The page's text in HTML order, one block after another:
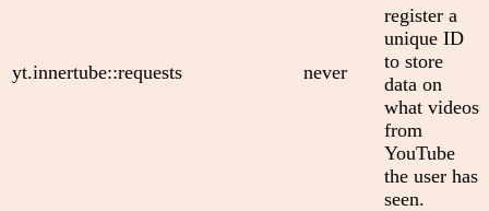
yt.innertube::requests never
register a
unique ID
to store
data on
what videos
from
YouTube
the user has
seen.